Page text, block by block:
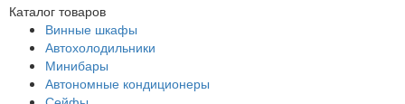
Каталог товаров
Винные шкафы
Автохолодильники
Минибары
Автономные кондиционеры